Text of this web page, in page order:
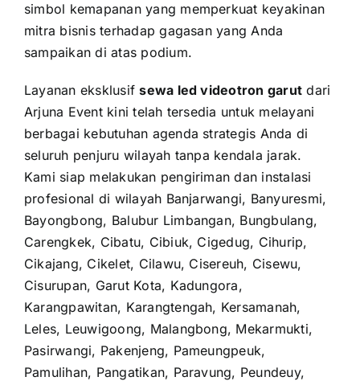
simbol kemapanan yang memperkuat keyakinan
mitra bisnis terhadap gagasan yang Anda
sampaikan di atas podium.
Layanan eksklusifsewa led videotron garut dari
Arjuna Event kini telah tersedia untuk melayani
berbagai kebutuhan agenda strategis Anda di
seluruh penjuru wilayah tanpa kendala jarak.
Kami siap melakukan pengiriman dan instalasi
profesional di wilayah Banjarwangi, Banyuresmi,
Bayongbong, Balubur Limbangan, Bungbulang,
Carengkek, Cibatu, Cibiuk, Cigedug, Cihurip,
Cikajang, Cikelet, Cilawu, Cisereuh, Cisewu,
Cisurupan, Garut Kota, Kadungora,
Karangpawitan, Karangtengah, Kersamanah,
Leles, Leuwigoong, Malangbong, Mekarmukti,
Pasirwangi, Pakenjeng, Pameungpeuk,
Pamulihan, Pangatikan, Paravung, Peundeuy,